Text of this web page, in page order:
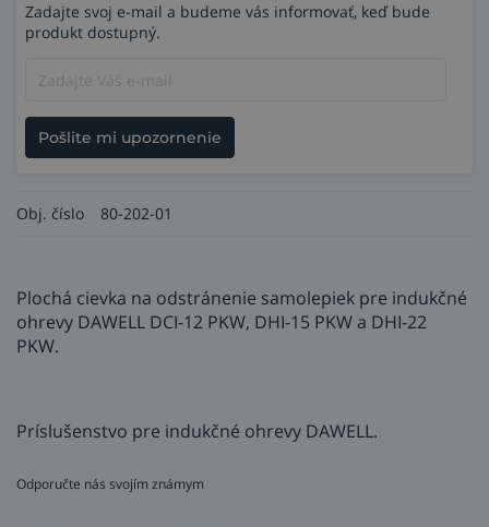
Zadajte svoj e-mail a budeme vás informovať, keď bude
produkt dostupný.
Pošlite mi upozornenie
Obj. číslo 80-202-01
Plochá cievka na odstránenie samolepiek pre indukčné
ohrevy DAWELL DCI-12 PKW, DHI-15 PKW a DHI-22
PKW.
Príslušenstvo pre indukčné ohrevy DAWELL.
Odporučte nás svojím známym